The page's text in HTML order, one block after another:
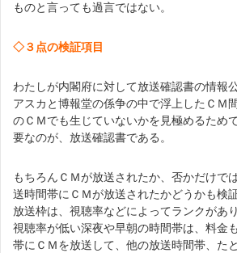
ものと言っても過言ではない。
◇３点の検証項目
わたしが内閣府に対して放送確認書の情報
アスカと博報堂の係争の中で浮上したＣＭ
のＣＭでも生じていないかを見極めるため
要なのが、放送確認書である。
もちろんＣＭが放送されたか、否かだけで
送時間帯にＣＭが放送されたかどうかも検
放送枠は、視聴率などによってランクがあ
視聴率が低い深夜や早朝の時間帯は、料金
帯にＣＭを放送して、他の放送時間帯、た